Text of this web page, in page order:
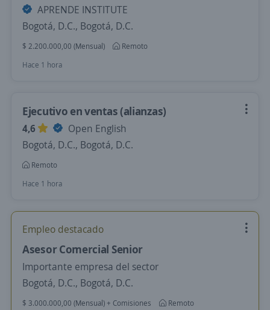
APRENDE INSTITUTE
Bogotá, D.C., Bogotá, D.C.
$ 2.200.000,00 (Mensual)
Remoto
Hace 1 hora
Ejecutivo en ventas (alianzas)
4,6
Open English
Bogotá, D.C., Bogotá, D.C.
Remoto
Hace 1 hora
Empleo destacado
Asesor Comercial Senior
Importante empresa del sector
Bogotá, D.C., Bogotá, D.C.
$ 3.000.000,00 (Mensual) + Comisiones
Remoto